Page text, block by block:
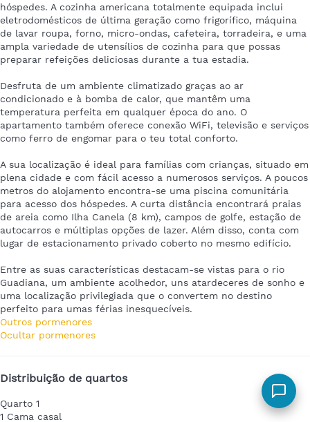
hóspedes. A cozinha americana totalmente equipada inclui
eletrodomésticos de última geração como frigorífico, máquina
de lavar roupa, forno, micro-ondas, cafeteira, torradeira, e uma
ampla variedade de utensílios de cozinha para que possas
preparar refeições deliciosas durante a tua estadia.
Desfruta de um ambiente climatizado graças ao ar
condicionado e à bomba de calor, que mantêm uma
temperatura perfeita em qualquer época do ano. O
apartamento também oferece conexão WiFi, televisão e serviços
como ferro de engomar para o teu total conforto.
A sua localização é ideal para famílias com crianças, situado em
plena cidade e com fácil acesso a numerosos serviços. A poucos
metros do alojamento encontra-se uma piscina comunitária
para acesso dos hóspedes. A curta distância encontrará praias
de areia como Ilha Canela (8 km), campos de golfe, estação de
autocarros e múltiplas opções de lazer. Além disso, conta com
lugar de estacionamento privado coberto no mesmo edifício.
Entre as suas características destacam-se vistas para o rio
Guadiana, um ambiente acolhedor, uns atardeceres de sonho e
uma localização privilegiada que o convertem no destino
perfeito para umas férias inesquecíveis.
Outros pormenores
Ocultar pormenores
Distribuição de quartos
Quarto 1
1 Cama casal